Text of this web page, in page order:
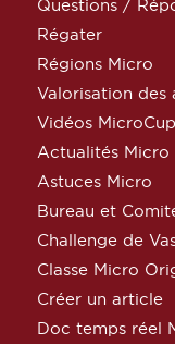
Questions /
Régater
Régions Micro
Valorisation des
Vidéos
Actualités Micro
Astuces Micro
Bureau et
Challenge de
Classe Micro
Créer un article
Doc temps réel